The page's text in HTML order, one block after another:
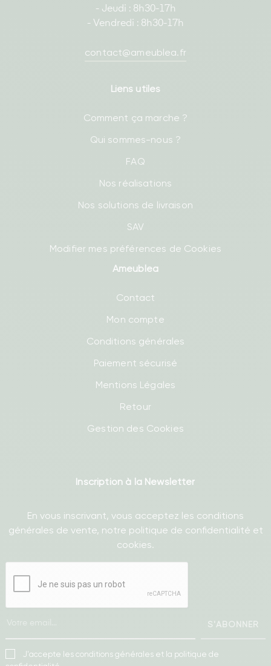
- Jeudi : 8h30-17h
- Vendredi : 8h30-17h
contact@ameublea.fr
Liens utiles
Comment ça marche ?
Qui sommes-nous ?
FAQ
Nos réalisations
Nos solutions de livraison
SAV
Modifier mes préférences de Cookies
Ameublea
Contact
Mon compte
Conditions générales
Paiement sécurisé
Mentions Légales
Retour
Gestion des Cookies
Inscription à la Newsletter
En vous inscrivant, vous acceptez les conditions
générales de vente, notre politique de confidentialité et
cookies.
S'ABONNER
J'accepte les conditions générales et la politique de